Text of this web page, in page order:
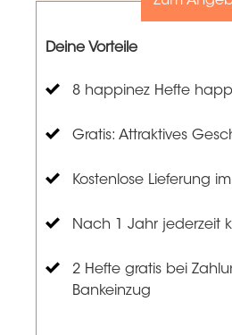
Deine Vorteile
8 happinez Hefte
Gratis: Attraktives
Kostenlose Lieferung
Nach 1 Jahr jederzeit
2 Hefte gratis bei
Bankeinzug